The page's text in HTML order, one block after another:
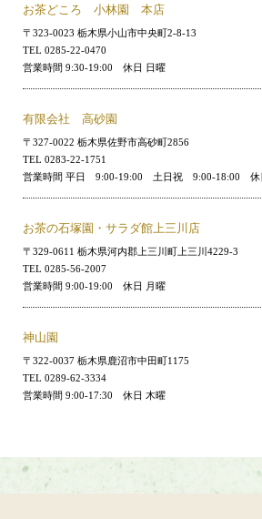
お茶どころ 小林園 本店
〒323-0023 栃木県小山市中央町2-8-13
TEL 0285-22-0470
営業時間 9:30-19:00 休日 日曜
有限会社 高砂園
〒327-0022 栃木県佐野市高砂町2856
TEL 0283-22-1751
営業時間 平日 9:00-19:00 土日祝 9:00-18:00 休
お茶の石塚園・サラダ館上三川店
〒329-0611 栃木県河内郡上三川町上三川4229-3
TEL 0285-56-2007
営業時間 9:00-19:00 休日 月曜
神山園
〒322-0037 栃木県鹿沼市中田町1175
TEL 0289-62-3334
営業時間 9:00-17:30 休日 木曜